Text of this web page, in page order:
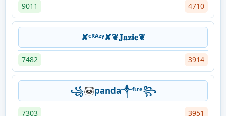
9011 4710
✘ᶜᴿᴬᶻᵞ✘❦𝐉𝐚𝐳𝐢𝐞❦
7482 3914
꧁🐼panda༒ᶠᶥʳᵉ꧂
7303 3951